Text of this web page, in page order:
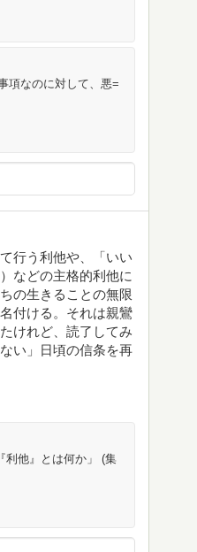
項なのに対して、悪=
行う利他や、「いい
などの主格的利他に
の生きることの無限
付ける。それは親鸞
けれど、読了してみ
い」日頃の信条を再
利他』とは何か」 (集